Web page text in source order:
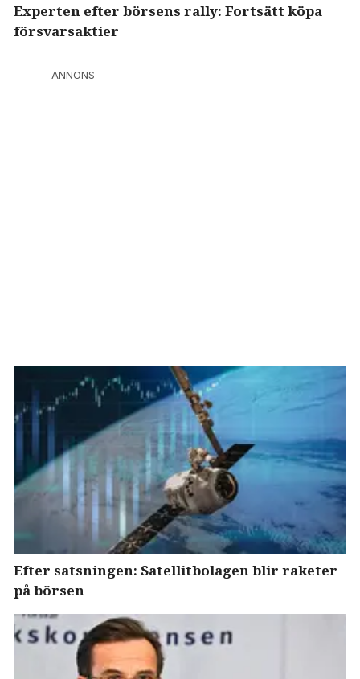
Experten efter börsens rally: Fortsätt köpa
försvarsaktier
ANNONS
Efter satsningen: Satellitbolagen blir raketer
på börsen